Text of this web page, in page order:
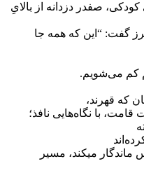
صفدر دزدانه از بالایِ
گفت: “این که همه جا
کم می‌شویم.
که قهرند،
با نگاه‌هایی نافذ؛
میکند، مسیر